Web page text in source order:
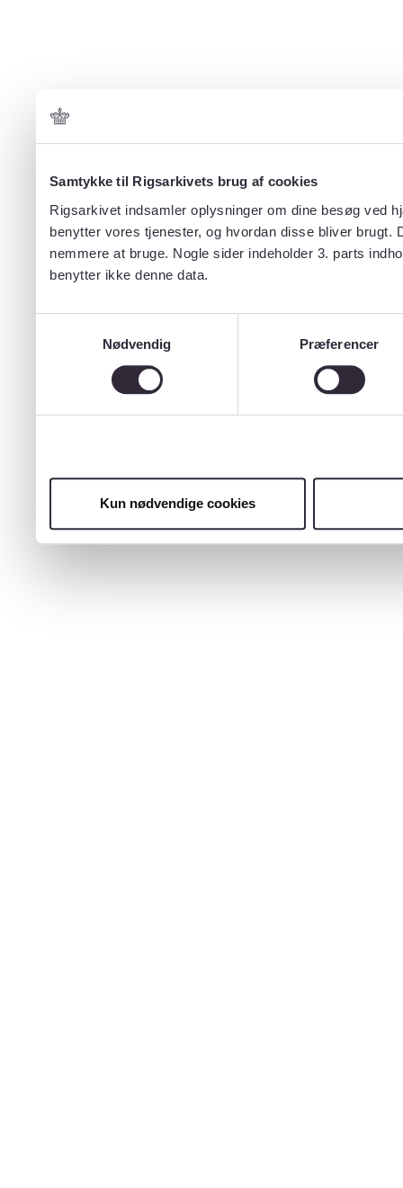
Samtykke til Rigsarkivets brug af cookies
Rigsarkivet indsamler oplysninger om dine besøg ved
benytter vores tjenester, og hvordan disse bliver
nemmere at bruge. Nogle sider indeholder 3. parts
benytter ikke denne data.
Nødvendig
Præferencer
Kun nødvendige cookies